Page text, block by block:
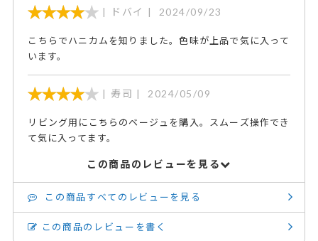
ドバイ 2024/09/23
こちらでハニカムを知りました。色味が上品で気に入って
います。
寿司 2024/05/09
リビング用にこちらのベージュを購入。スムーズ操作でき
て気に入ってます。
この商品のレビューを見る
この商品すべてのレビューを見る
この商品のレビューを書く